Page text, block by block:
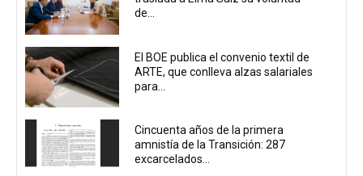
de...
El BOE publica el convenio textil de
ARTE, que conlleva alzas salariales
para...
Cincuenta años de la primera
amnistía de la Transición: 287
excarcelados...